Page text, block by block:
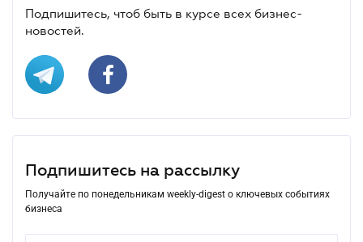
Подпишитесь, чтоб быть в курсе всех бизнес-
новостей.
Подпишитесь на рассылку
Получайте по понедельникам weekly-digest о ключевых событиях
бизнеса